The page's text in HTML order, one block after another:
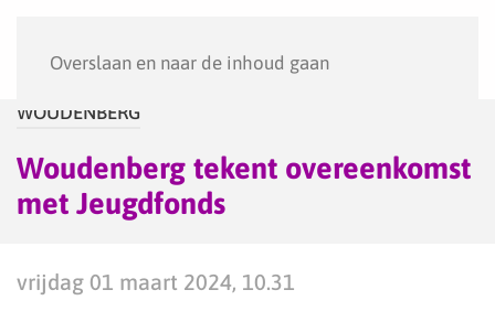
Overslaan en naar de inhoud gaan
WOUDENBERG
Woudenberg tekent overeenkomst
met Jeugdfonds
vrijdag 01 maart 2024, 10.31